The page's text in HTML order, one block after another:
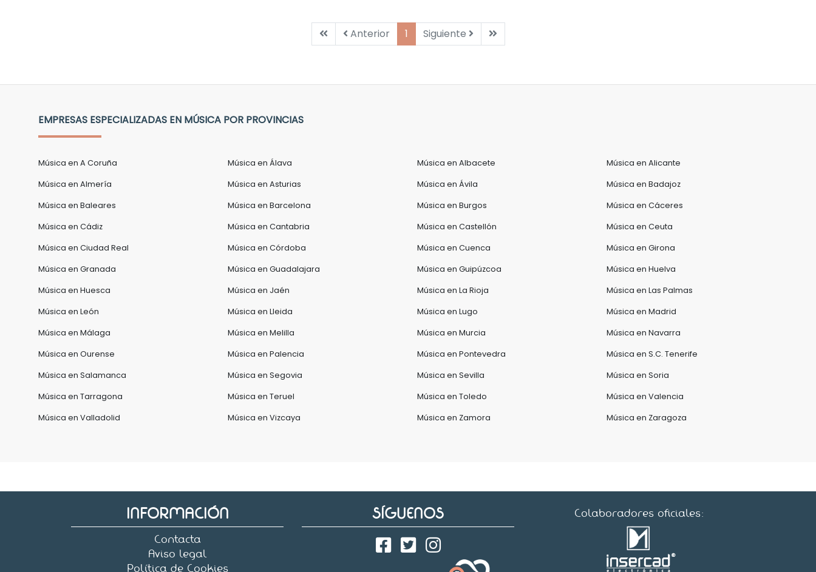
PrimeraAnteriorAnterior
1 Siguiente SiguienteÚltima
EMPRESAS ESPECIALIZADAS EN MÚSICA POR PROVINCIAS
Música en A Coruña Música en Álava Música en Albacete Música en Alicante
Música en Almería Música en Asturias Música en Ávila Música en Badajoz
Música en Baleares Música en Barcelona Música en Burgos Música en Cáceres
Música en Cádiz Música en Cantabria Música en Castellón Música en Ceuta
Música en Ciudad Real Música en Córdoba Música en Cuenca Música en Girona
Música en Granada Música en Guadalajara Música en Guipúzcoa Música en Huelva
Música en Huesca Música en Jaén Música en La Rioja Música en Las Palmas
Música en León Música en Lleida Música en Lugo Música en Madrid
Música en Málaga Música en Melilla Música en Murcia Música en Navarra
Música en Ourense Música en Palencia Música en Pontevedra Música en S.C. Tenerife
Música en Salamanca Música en Segovia Música en Sevilla Música en Soria
Música en Tarragona Música en Teruel Música en Toledo Música en Valencia
Música en Valladolid Música en Vizcaya Música en Zamora Música en Zaragoza
INFORMACIÓN
Contacta
Aviso legal
Política de Cookies
SÍGUENOS Colaboradores oficiales: